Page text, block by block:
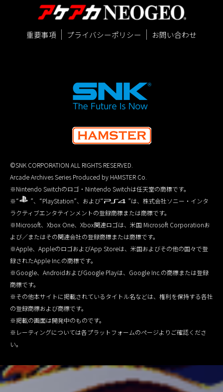
重要事項 プライバシーポリシー お問い合わせ
©SNK CORPORATION ALL RIGHTS RESERVED.
Arcade Archives Series Produced by HAMSTER Co.
※Nintendo Switchのロゴ・Nintendo Switchは任天堂の商標です。
※“
”、“PlayStation”、および“
”は、株式会社ソニー・インタ
ラクティブエンタテインメントの登録商標または商標です。
※Microsoft、Xbox One、Xbox関連ロゴは、米国 Microsoft Corporationお
よび／またはその関連会社の登録商標または商標です。
※Apple、AppleのロゴおよびApp Storeは、米国およびその他の国々で登
録されたApple Inc.の商標です。
※Google、AndroidおよびGoogle Playは、Google Inc.の商標または登録
商標です。
※その他本サイトに掲載されているタイトル名などは、権利を保持する各社
の登録商標および商標です。
※掲載の画面は開発中のものです。
※レーティングについては各プラットフォームのページよりご確認くださ
い。